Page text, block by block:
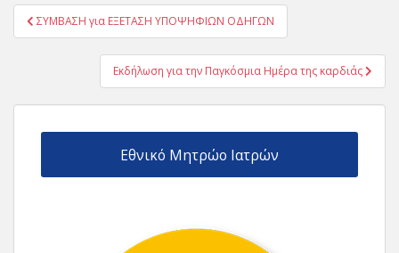
Πλοήγηση
άρθρων
ΣΥΜΒΑΣΗ για ΕΞΕΤΑΣΗ ΥΠΟΨΗΦΙΩΝ ΟΔΗΓΩΝ
Εκδήλωση για την Παγκόσμια Ημέρα της καρδιάς
Εθνικό Μητρώο Ιατρών